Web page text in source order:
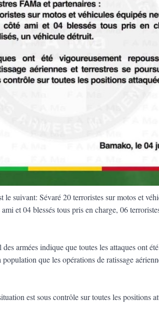
le suivant: Sévaré 20 terroristes sur motos et
et 04 blessés tous pris en charge, 06
armées indique que toutes les attaques ont
que les opérations de ratissage
est sous contrôle sur toutes les positions